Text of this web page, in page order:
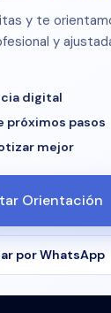
y te
y
digital
próximos pasos
mejor
Orientación
por WhatsApp